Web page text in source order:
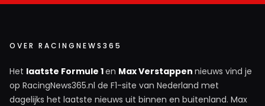
op Silverstone.....
Ik Jij
22 september 2025 17:01
OVER RACINGNEWS365
Het laatste Formule 1en Max Verstappen nieuws vind je
op RacingNews365.nl de F1-site van Nederland met
dagelijks het laatste nieuws uit binnen en buitenland. Max